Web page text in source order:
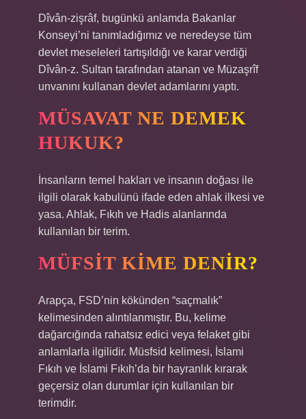
Dîvân-zişrâf, bugünkü anlamda Bakanlar
Konseyi’ni tanımladığımız ve neredeyse tüm
devlet meseleleri tartışıldığı ve karar verdiği
Dîvân-z. Sultan tarafından atanan ve Müzaşrîf
unvanını kullanan devlet adamlarını yaptı.
MÜSAVAT NE DEMEK
HUKUK?
İnsanların temel hakları ve insanın doğası ile
ilgili olarak kabulünü ifade eden ahlak ilkesi ve
yasa. Ahlak, Fıkıh ve Hadis alanlarında
kullanılan bir terim.
MÜFSIT KIME DENIR?
Arapça, FSD’nin kökünden “saçmalık”
kelimesinden alıntılanmıştır. Bu, kelime
dağarcığında rahatsız edici veya felaket gibi
anlamlarla ilgilidir. Müsfsid kelimesi, İslami
Fıkıh ve İslami Fıkıh’da bir hayranlık kırarak
geçersiz olan durumlar için kullanılan bir
terimdir.